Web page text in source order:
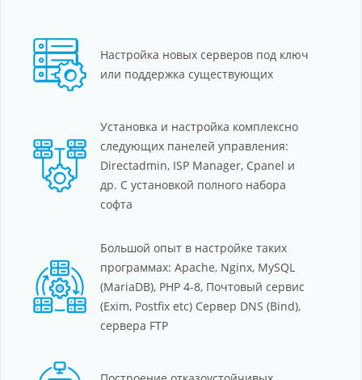
Настройка новых серверов под ключ
или поддержка существующих
Установка и настройка комплексно
следующих панелей управления:
Directadmin, ISP Manager, Cpanel и
др. С установкой полного набора
софта
Большой опыт в настройке таких
программах: Apache, Nginx, MySQL
(MariaDB), PHP 4-8, Почтовый сервис
(Exim, Postfix etc) Сервер DNS (Bind),
сервера FTP